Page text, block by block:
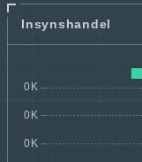
Insynshandel